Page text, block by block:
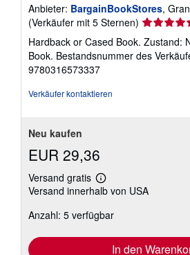
Anbieter: BargainBookStores,
(Verkäufer mit 5 Sternen)
5
von
5
Hardback or Cased Book. Zustand:
Book. Bestandsnummer des
9780316573337
Verkäufer kontaktieren
Neu kaufen
EUR 29,36
Versand gratis
Weitere
Informationen
Versandkosten
Versand innerhalb von USA
Anzahl: 5 verfügbar
In den